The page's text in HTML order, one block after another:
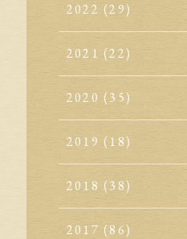
2022 (29)
2021 (22)
2020 (35)
2019 (18)
2018 (38)
2017 (86)